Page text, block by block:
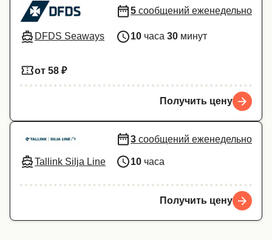
Polska Deutschland
Schweiz (DE) Norge
Україна
المغرب Maroc (FR)
DFDS Seaways
5 сообщений еженедельно
10 часа 30 минут
от 58 ₽
Получить цену
Tallink Silja Line
3 сообщений еженедельно
10 часа
Получить цену